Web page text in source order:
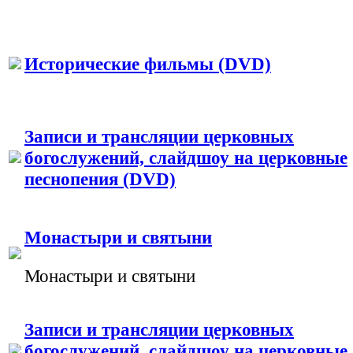
Исторические фильмы (DVD)
Записи и трансляции церковных
богослужений, слайдшоу на церковные
песнопения (DVD)
Монастыри и святыни
Монастыри и святыни
Записи и трансляции церковных